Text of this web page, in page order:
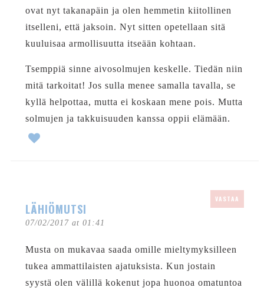
ovat nyt takanapäin ja olen hemmetin kiitollinen
itselleni, että jaksoin. Nyt sitten opetellaan sitä
kuuluisaa armollisuutta itseään kohtaan.
Tsemppiä sinne aivosolmujen keskelle. Tiedän niin
mitä tarkoitat! Jos sulla menee samalla tavalla, se
kyllä helpottaa, mutta ei koskaan mene pois. Mutta
solmujen ja takkuisuuden kanssa oppii elämään.
LÄHIÖMUTSI
07/02/2017 at 01:41
VASTAA
Musta on mukavaa saada omille mieltymyksilleen
tukea ammattilaisten ajatuksista. Kun jostain
syystä olen välillä kokenut jopa huonoa omatuntoa